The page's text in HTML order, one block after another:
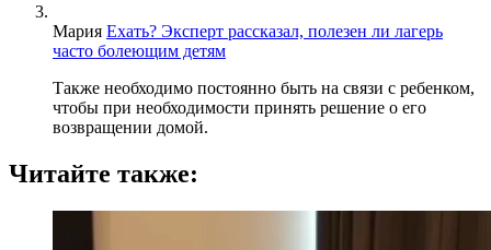
Мария Ехать? Эксперт рассказал, полезен ли лагерь
часто болеющим детям
Также необходимо постоянно быть на связи с ребенком,
чтобы при необходимости принять решение о его
возвращении домой.
Читайте также: